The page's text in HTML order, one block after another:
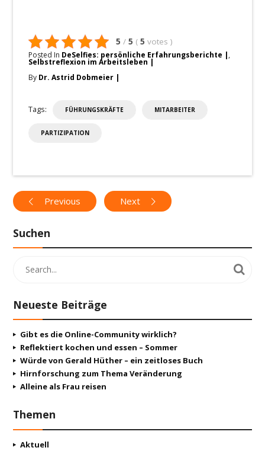
5 / 5 ( 5 votes )
Posted In DeSelfies: persönliche Erfahrungsberichte ,
Selbstreflexion im Arbeitsleben
By Dr. Astrid Dobmeier
Tags: FÜHRUNGSKRÄFTE MITARBEITER
PARTIZIPATION
Previous Next
Suchen
Neueste Beiträge
Gibt es die Online-Community wirklich?
Reflektiert kochen und essen – Sommer
Würde von Gerald Hüther – ein zeitloses Buch
Hirnforschung zum Thema Veränderung
Alleine als Frau reisen
Themen
Aktuell